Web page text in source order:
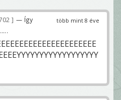
több mint 8 éve
— Így